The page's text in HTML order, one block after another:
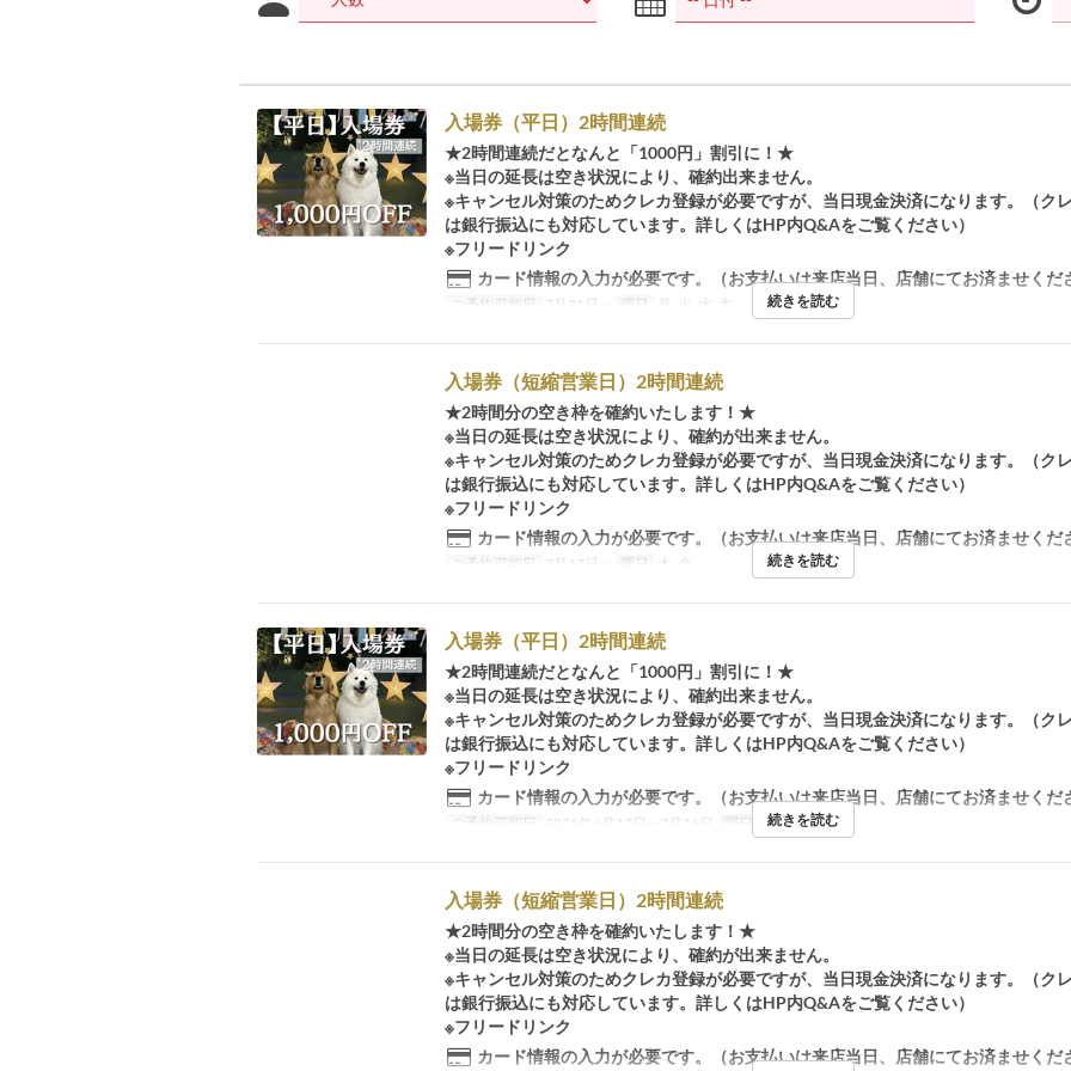
入場券（平日）2時間連続
★2時間連続だとなんと「1000円」割引に！★
※当日の延長は空き状況により、確約出来ません。
※キャンセル対策のためクレカ登録が必要ですが、当日現金決済になります。（ク
は銀行振込にも対応しています。詳しくはHP内Q&Aをご覧ください）
※フリードリンク
カード情報の入力が必要です。（お支払いは来店当日、店舗にてお済ませくだ
ご予約可能日 7月21日 ~ 曜日 月, 火, 水, 木 続きを読む
入場券（短縮営業日）2時間連続
★2時間分の空き枠を確約いたします！★
※当日の延長は空き状況により、確約が出来ません。
※キャンセル対策のためクレカ登録が必要ですが、当日現金決済になります。（ク
は銀行振込にも対応しています。詳しくはHP内Q&Aをご覧ください）
※フリードリンク
カード情報の入力が必要です。（お支払いは来店当日、店舗にてお済ませくだ
ご予約可能日 7月17日 ~ 曜日 木, 金 続きを読む
入場券（平日）2時間連続
★2時間連続だとなんと「1000円」割引に！★
※当日の延長は空き状況により、確約出来ません。
※キャンセル対策のためクレカ登録が必要ですが、当日現金決済になります。（ク
は銀行振込にも対応しています。詳しくはHP内Q&Aをご覧ください）
※フリードリンク
カード情報の入力が必要です。（お支払いは来店当日、店舗にてお済ませくだ
ご予約可能日 2025年6月17日 ~ 7月16日 曜日 月, 火, 水, 木, 金
続きを読む
入場券（短縮営業日）2時間連続
★2時間分の空き枠を確約いたします！★
※当日の延長は空き状況により、確約が出来ません。
※キャンセル対策のためクレカ登録が必要ですが、当日現金決済になります。（ク
は銀行振込にも対応しています。詳しくはHP内Q&Aをご覧ください）
※フリードリンク
カード情報の入力が必要です。（お支払いは来店当日、店舗にてお済ませくだ